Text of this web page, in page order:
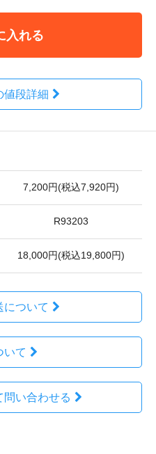
入れる
値段詳細
7,200円(税込7,920円)
R93203
18,000円(税込19,800円)
について
いて
問い合わせる